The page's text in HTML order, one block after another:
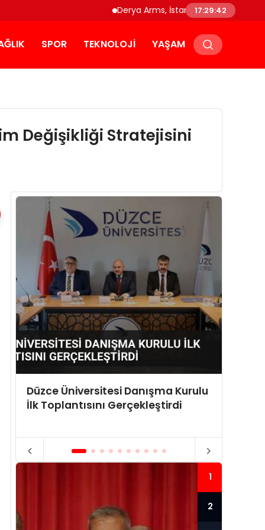
Derya Arms, İstanbul Prohunt
17:29:42
SPOR TEKNOLOJI YAŞAM
Değişikliği Stratejisini
Düzce Üniversitesi Danışma Kurulu
İlk Toplantısını Gerçekleştirdi
1
2